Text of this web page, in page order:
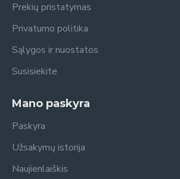
Prekių pristatymas
Privatumo politika
Sąlygos ir nuostatos
Susisiekite
Mano paskyra
Paskyra
Užsakymų istorija
Naujienlaiškis